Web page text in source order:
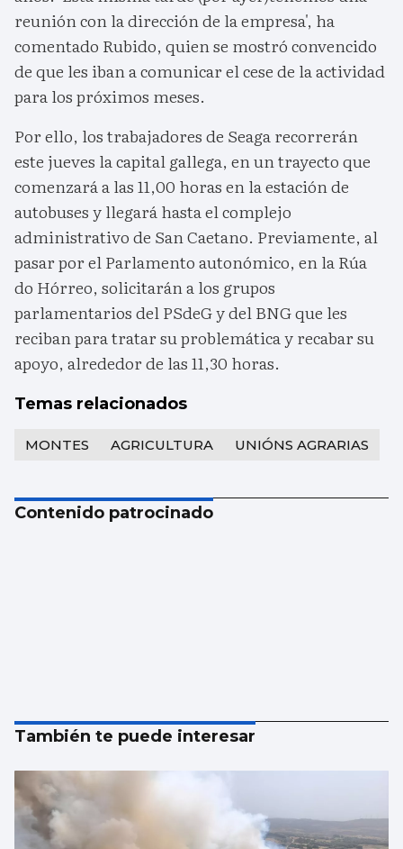
reunión con la dirección de la empresa', ha
comentado Rubido, quien se mostró convencido
de que les iban a comunicar el cese de la actividad
para los próximos meses.
Por ello, los trabajadores de Seaga recorrerán
este jueves la capital gallega, en un trayecto que
comenzará a las 11,00 horas en la estación de
autobuses y llegará hasta el complejo
administrativo de San Caetano. Previamente, al
pasar por el Parlamento autonómico, en la Rúa
do Hórreo, solicitarán a los grupos
parlamentarios del PSdeG y del BNG que les
reciban para tratar su problemática y recabar su
apoyo, alrededor de las 11,30 horas.
Temas relacionados
MONTES AGRICULTURA UNIÓNS AGRARIAS
Contenido patrocinado
También te puede interesar